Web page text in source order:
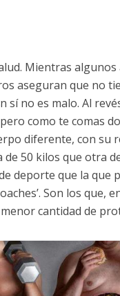
Mientras
aseguran que no
no es malo. Al
como te comas
diferente, con su
50 kilos que otra
deporte que la que
Son los que,
cantidad de